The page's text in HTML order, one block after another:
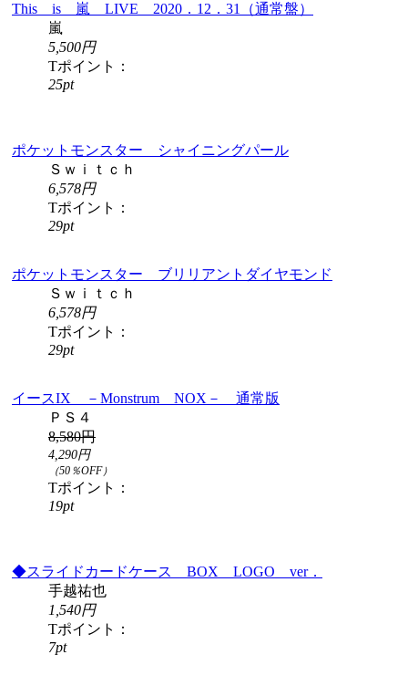
This is 嵐 LIVE 2020．12．31（通常盤）
嵐
5,500円
Tポイント：
25pt
ポケットモンスター シャイニングパール
Ｓｗｉｔｃｈ
6,578円
Tポイント：
29pt
ポケットモンスター ブリリアントダイヤモンド
Ｓｗｉｔｃｈ
6,578円
Tポイント：
29pt
イースIX －Monstrum NOX－ 通常版
ＰＳ４
8,580円
4,290円
（50％OFF）
Tポイント：
19pt
◆スライドカードケース BOX LOGO ver．
手越祐也
1,540円
Tポイント：
7pt